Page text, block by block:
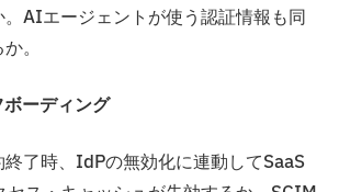
AIエージェントが使う認証情報も同
。
ーディング
了時、IdPの無効化に連動してSaaS